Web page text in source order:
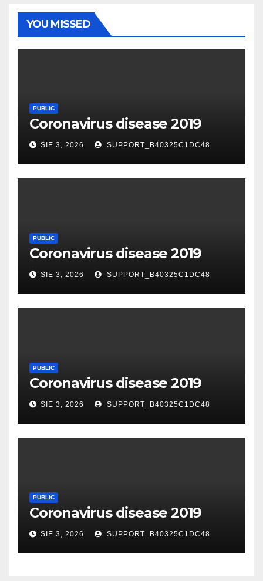
YOU MISSED
PUBLIC
Coronavirus disease 2019
SIE 3, 2026 SUPPORT_B40325C1DC48
PUBLIC
Coronavirus disease 2019
SIE 3, 2026 SUPPORT_B40325C1DC48
PUBLIC
Coronavirus disease 2019
SIE 3, 2026 SUPPORT_B40325C1DC48
PUBLIC
Coronavirus disease 2019
SIE 3, 2026 SUPPORT_B40325C1DC48